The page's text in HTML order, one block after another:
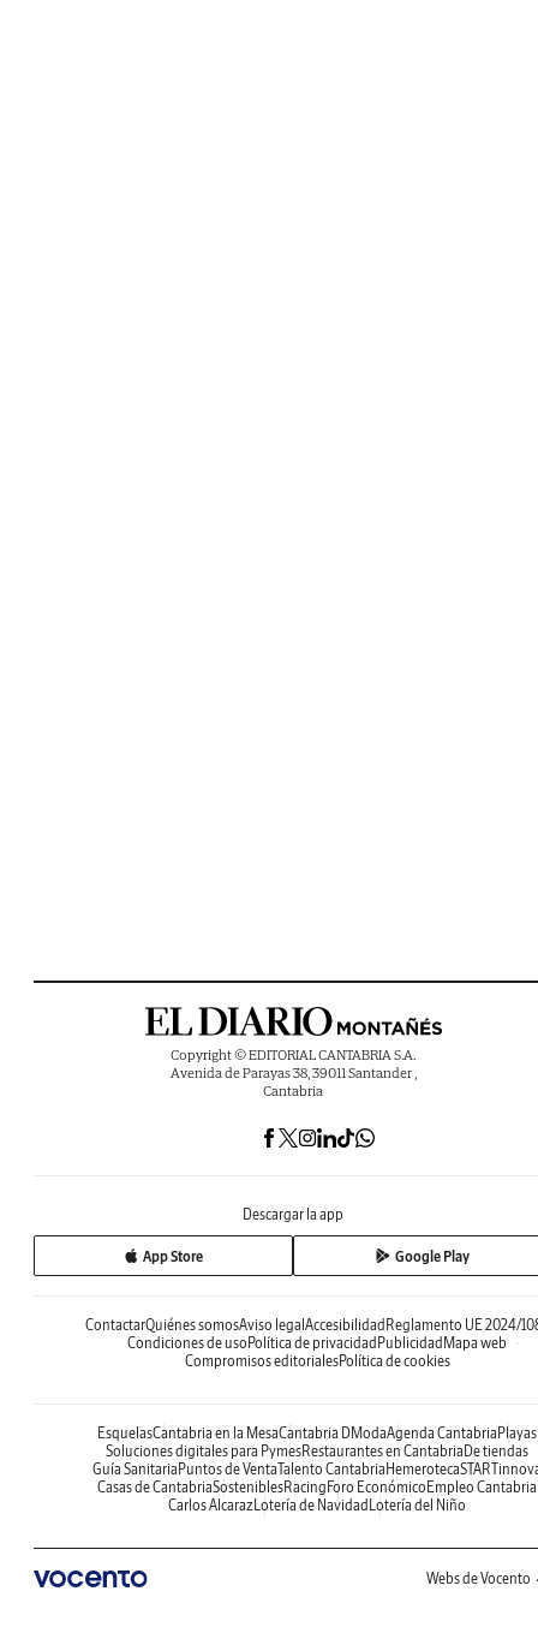
Copyright © EDITORIAL CANTABRIA S.A.
Avenida de Parayas 38, 39011 Santander ,
Cantabria
Descargar la app
App Store Google Play
ContactarQuiénes somosAviso legal Accesibilidad Reglamento UE 2024/
Condiciones de uso Política de privacidad Publicidad Mapa web
Compromisos editorialesPolítica de cookies
EsquelasCantabria en la MesaCantabria DModaAgenda Cantabria Playas
Soluciones digitales para PymesRestaurantes en Cantabria De tiendas
Guía Sanitaria Puntos de VentaTalento Cantabria Hemeroteca
Casas de CantabriaSosteniblesRacing Foro Económico Empleo Cantabria
Carlos AlcarazLotería de Navidad Lotería del Niño
Webs de Vocento